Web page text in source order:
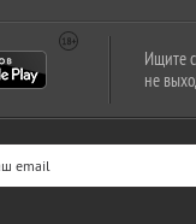
Ищите
не